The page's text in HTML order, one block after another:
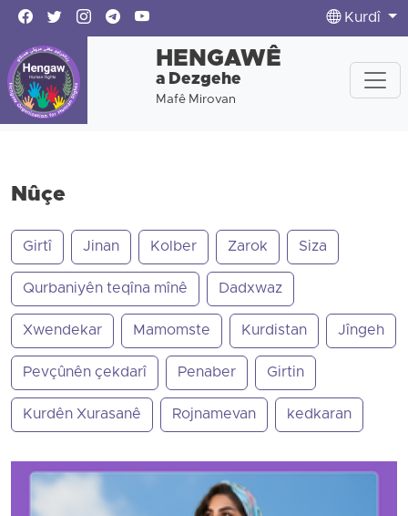
Kurdî
HENGAWÊ
a Dezgehe
Mafê Mirovan
Nûçe
Girtî Jinan Kolber Zarok Siza
Qurbaniyên teqîna mînê Dadxwaz
Xwendekar Mamomste Kurdistan Jîngeh
Pevçûnên çekdarî Penaber Girtin
Kurdên Xurasanê Rojnamevan kedkaran